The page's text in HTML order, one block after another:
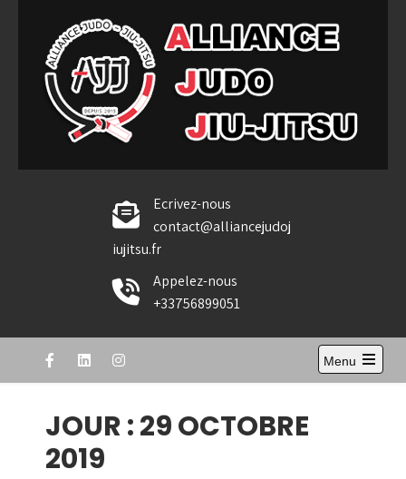
content
Alliance Judo Jiu-jitsu
Ecrivez-nous
contact@alliancejudoj
iujitsu.fr
Appelez-nous
+33756899051
Menu
Open
JOUR :29 OCTOBRE
2019